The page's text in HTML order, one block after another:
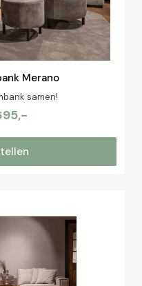
Merano
samen!